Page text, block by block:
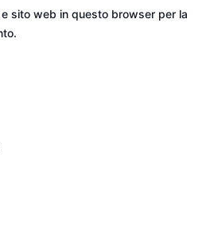
e sito web in questo browser per la